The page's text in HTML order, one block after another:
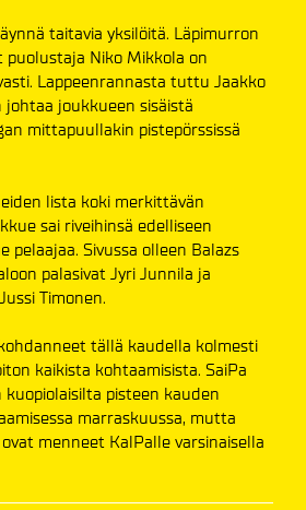
taitavia yksilöitä. Läpimurron
Niko Mikkola on
Lappeenrannasta tuttu Jaakko
johtaa joukkueen sisäistä
mittapuullakin pistepörssissä
lista koki merkittävän
sai riveihinsä edelliseen
pelaajaa. Sivussa olleen Balazs
palasivat Jyri Junnila ja
Timonen.
tällä kaudella kolmesti
kaikista kohtaamisista. SaiPa
pisteen kauden
marraskuussa, mutta
menneet KalPalle varsinaisella